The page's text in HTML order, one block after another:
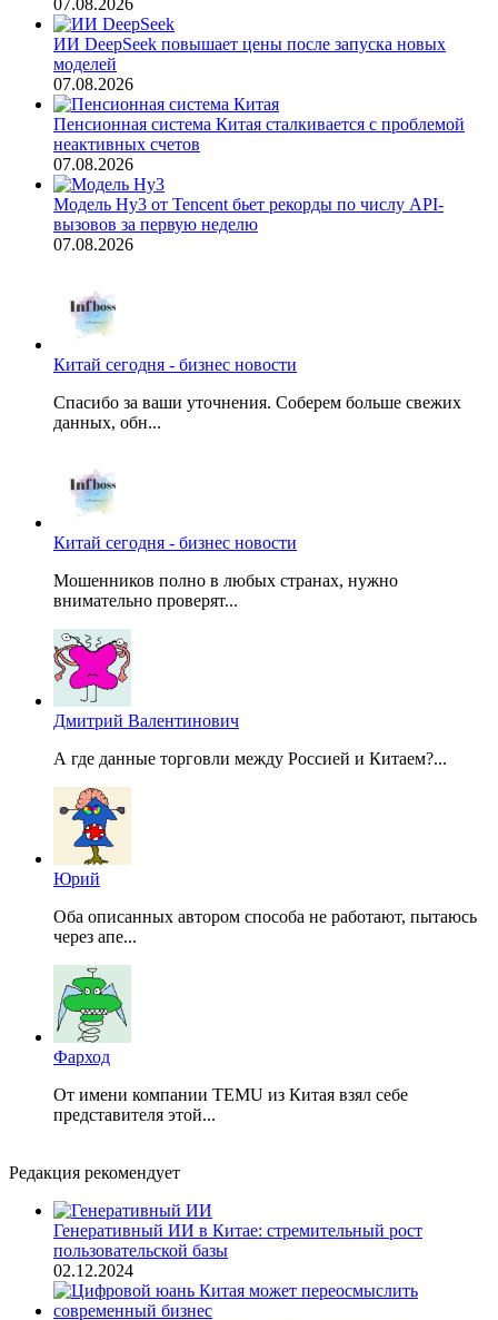
07.08.2026
ИИ DeepSeek повышает цены после запуска новых
моделей
07.08.2026
Пенсионная система Китая сталкивается с проблемой
неактивных счетов
07.08.2026
Модель Hy3 от Tencent бьет рекорды по числу API-
вызовов за первую неделю
07.08.2026
Китай сегодня - бизнес новости
Спасибо за ваши уточнения. Соберем больше свежих
данных, обн...
Китай сегодня - бизнес новости
Мошенников полно в любых странах, нужно
внимательно проверят...
Дмитрий Валентинович
А где данные торговли между Россией и Китаем?...
Юрий
Оба описанных автором способа не работают, пытаюсь
через апе...
Фарход
От имени компании TEMU из Китая взял себе
представителя этой...
Редакция рекомендует
Генеративный ИИ в Китае: стремительный рост
пользовательской базы
02.12.2024